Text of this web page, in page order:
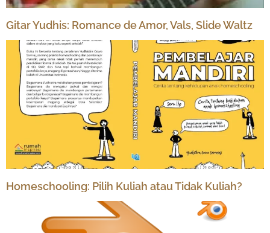
Gitar Yudhis: Romance de Amor, Vals, Slide Waltz
Homeschooling: Pilih Kuliah atau Tidak Kuliah?